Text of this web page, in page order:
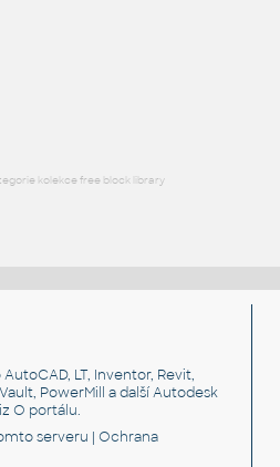
kolekce free block library
LT, Inventor, Revit,
PowerMill a další Autodesk
O portálu.
serveru |Ochrana